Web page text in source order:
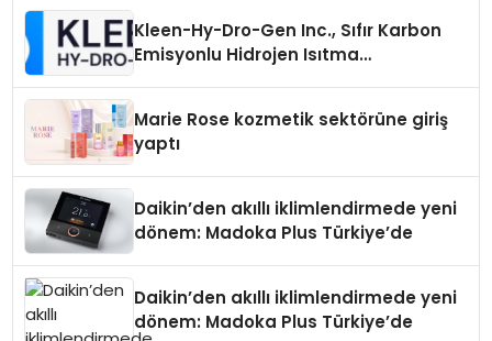
Kleen-Hy-Dro-Gen Inc., Sıfır Karbon
Emisyonlu Hidrojen Isıtma
Marie Rose kozmetik sektörüne giriş
yaptı
Daikin’den akıllı iklimlendirmede yeni
dönem: Madoka Plus Türkiye’de
Daikin’den akıllı iklimlendirmede yeni
dönem: Madoka Plus Türkiye’de